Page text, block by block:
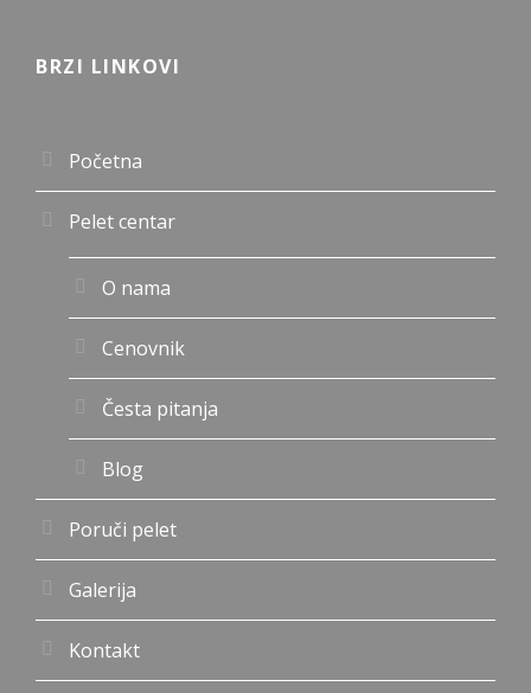
BRZI LINKOVI
Početna
Pelet centar
O nama
Cenovnik
Česta pitanja
Blog
Poruči pelet
Galerija
Kontakt